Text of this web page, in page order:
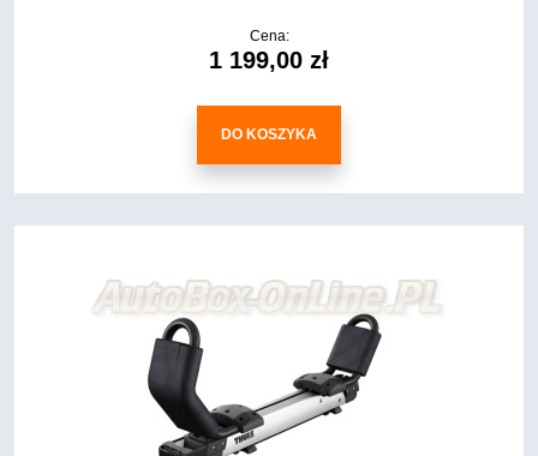
Cena:
1 199,00 zł
DO KOSZYKA